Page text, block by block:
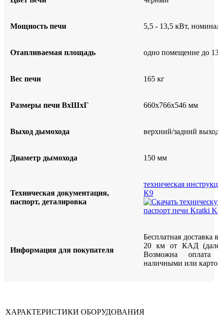
Мощность печи 5,5 - 13,5 кВт,
Отапливаемая площадь одно помещение до
Вес печи 165 кг
Размеры печи ВхШхГ 660х766х546 мм
Выход дымохода верхний/задний
Диаметр дымохода 150 мм
Техническая документация,
паспорт, деталировка
техническая
K9
Информация для покупателя
Бесплатная
20 км от КАД
Возможна
наличными или
ХАРАКТЕРИСТИКИ ОБОРУДОВАНИЯ